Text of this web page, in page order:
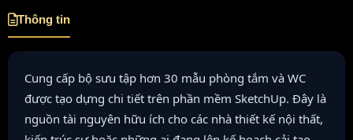
Thông tin
Cung cấp bộ sưu tập hơn 30 mẫu phòng tắm và WC
được tạo dựng chi tiết trên phần mềm SketchUp. Đây là
nguồn tài nguyên hữu ích cho các nhà thiết kế nội thất,